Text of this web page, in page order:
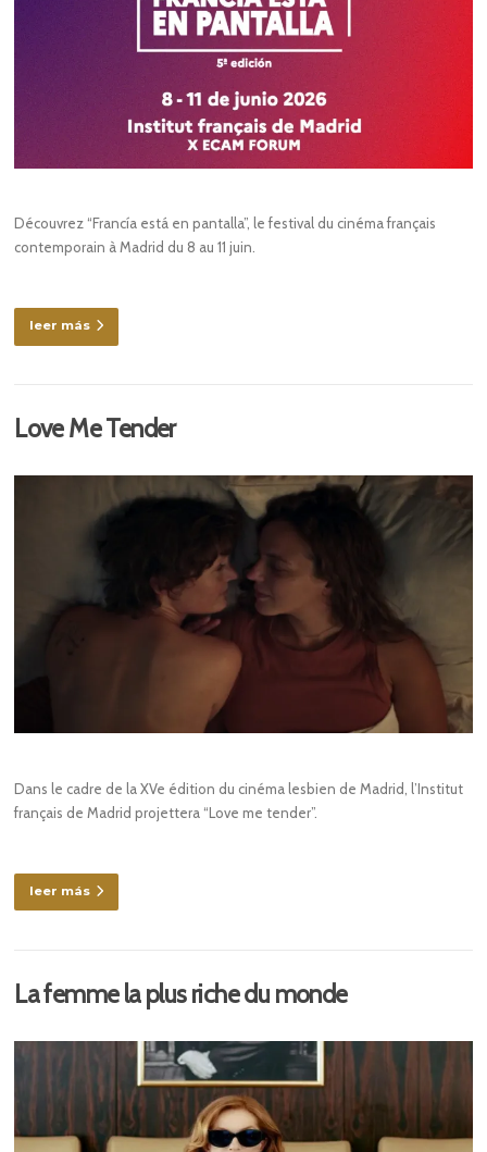
Découvrez “Francía está en pantalla”, le festival du cinéma français
contemporain à Madrid du 8 au 11 juin.
leer más
Love Me Tender
Dans le cadre de la XVe édition du cinéma lesbien de Madrid, l’Institut
français de Madrid projettera “Love me tender”.
leer más
La femme la plus riche du monde